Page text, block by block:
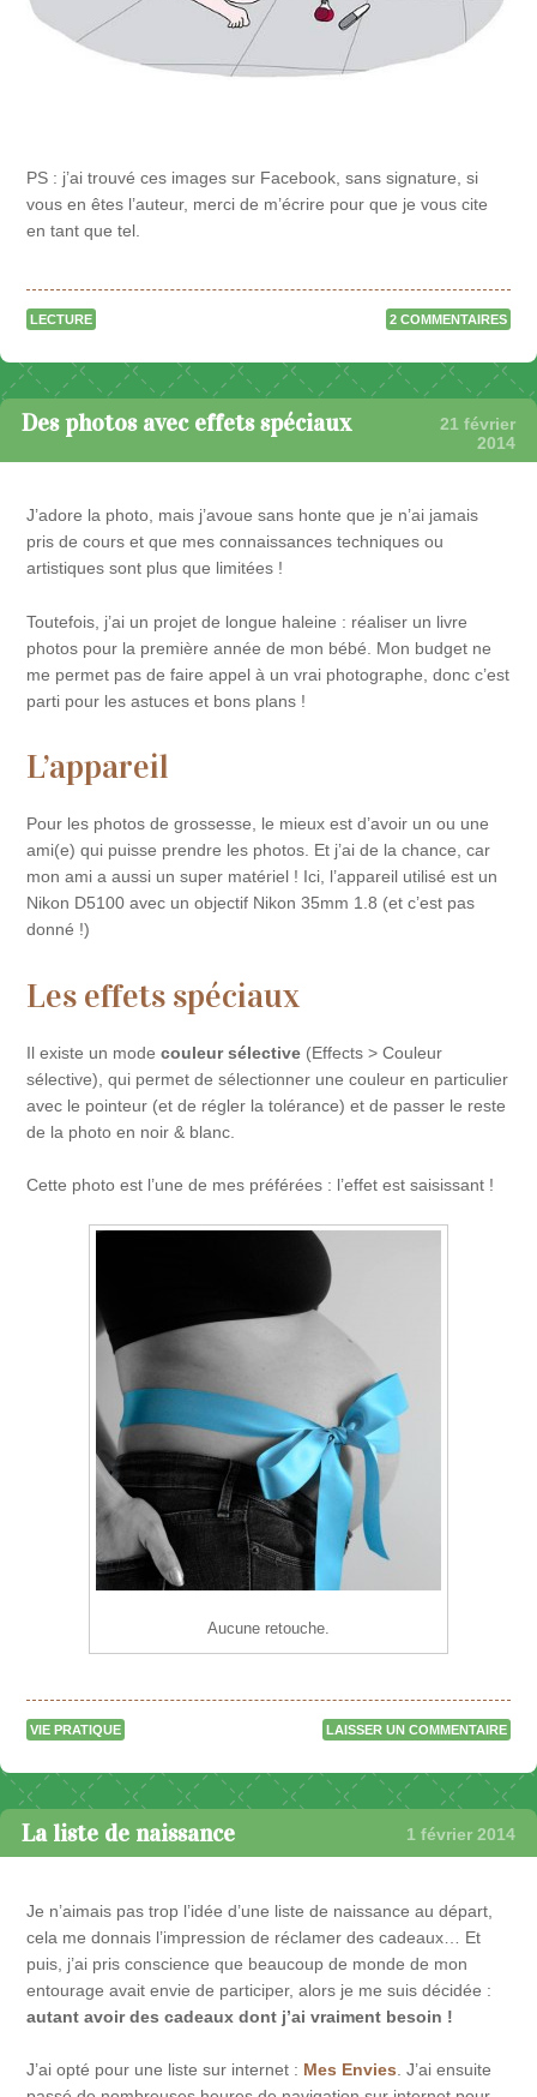
PS : j’ai trouvé ces images sur Facebook, sans signature, si
vous en êtes l’auteur, merci de m’écrire pour que je vous cite
en tant que tel.
LECTURE 2 COMMENTAIRES
Des photos avec effets spéciaux
21 février
2014
J’adore la photo, mais j’avoue sans honte que je n’ai jamais
pris de cours et que mes connaissances techniques ou
artistiques sont plus que limitées !
Toutefois, j’ai un projet de longue haleine : réaliser un livre
photos pour la première année de mon bébé. Mon budget ne
me permet pas de faire appel à un vrai photographe, donc c’est
parti pour les astuces et bons plans !
L’appareil
Pour les photos de grossesse, le mieux est d’avoir un ou une
ami(e) qui puisse prendre les photos. Et j’ai de la chance, car
mon ami a aussi un super matériel ! Ici, l’appareil utilisé est un
Nikon D5100 avec un objectif Nikon 35mm 1.8 (et c’est pas
donné !)
Les effets spéciaux
Il existe un modecouleur sélective (Effects > Couleur
sélective), qui permet de sélectionner une couleur en particulier
avec le pointeur (et de régler la tolérance) et de passer le reste
de la photo en noir & blanc.
Cette photo est l’une de mes préférées : l’effet est saisissant !
Aucune retouche.
VIE PRATIQUE LAISSER UN COMMENTAIRE
La liste de naissance 1 février 2014
Je n’aimais pas trop l’idée d’une liste de naissance au départ,
cela me donnais l’impression de réclamer des cadeaux… Et
puis, j’ai pris conscience que beaucoup de monde de mon
entourage avait envie de participer, alors je me suis décidée :
autant avoir des cadeaux dont j’ai vraiment besoin !
J’ai opté pour une liste sur internet : Mes Envies . J’ai ensuite